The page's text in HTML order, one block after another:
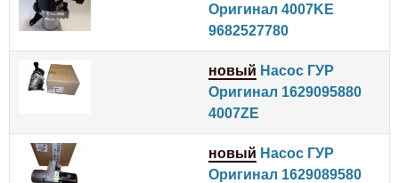
Оригинал 4007KE
9682527780
новый Насос ГУР
Оригинал 1629095880
4007ZE
новый Насос ГУР
Оригинал 1629089580